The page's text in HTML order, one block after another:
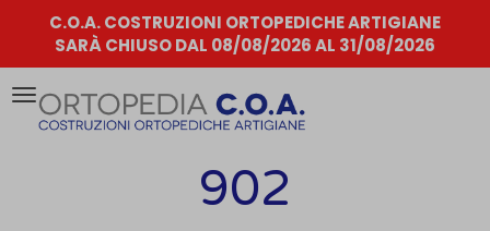
C.O.A. COSTRUZIONI ORTOPEDICHE ARTIGIANE
SARÀ CHIUSO DAL 08/08/2026 AL 31/08/2026
Attiva/disattiva
902